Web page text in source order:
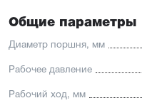
Общие параметры
Диаметр поршня, мм
Рабочее давление
Рабочий ход, мм